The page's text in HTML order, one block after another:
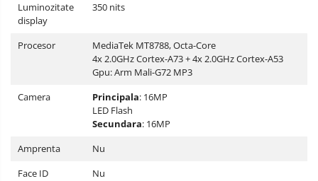
Luminozitate
display
350 nits
Procesor
MediaTek MT8788, Octa-Core
4x 2.0GHz Cortex-A73 + 4x 2.0GHz Cortex-A53
Gpu: Arm Mali-G72 MP3
Camera
Principala: 16MP
LED Flash
Secundara: 16MP
Amprenta
Nu
Face ID
Nu